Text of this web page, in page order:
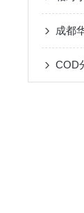
COD